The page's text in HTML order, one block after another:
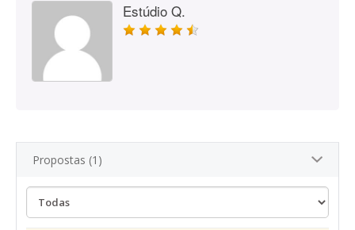
Estúdio Q.
Propostas (1)